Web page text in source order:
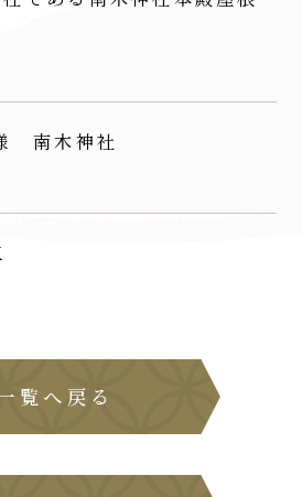
南木神社
覧へ戻る